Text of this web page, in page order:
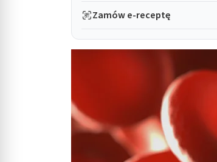
Zamów e-receptę